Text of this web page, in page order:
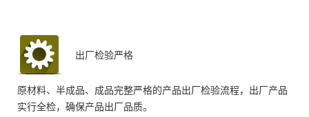
出厂检验严格
原材料、半成品、成品完整严格的产品出厂检验流程，出厂产品
实行全检，确保产品出厂品质。